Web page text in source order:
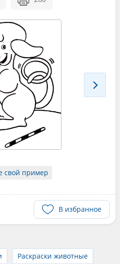
свой пример
В избранное
Раскраски животные